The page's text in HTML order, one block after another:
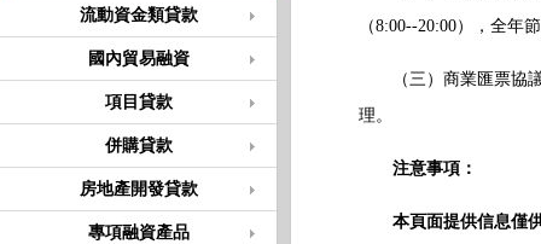
流動資金類貸款
國內貿易融資
項目貸款
併購貸款
房地產開發貸款
專項融資產品
（8:00--20:00），全年
（三）商業匯票協議
理。
注意事項：
本頁面提供信息僅